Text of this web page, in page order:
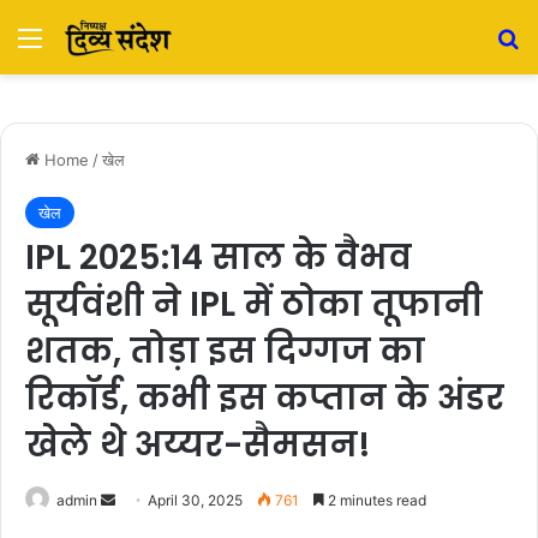
Menu
Home /खेल
खेल
IPL 2025:14 साल के वैभव
सूर्यवंशी ने IPL में ठोका तूफानी
शतक, तोड़ा इस दिग्गज का
रिकॉर्ड, कभी इस कप्तान के अंडर
खेले थे अय्यर-सैमसन!
admin April 30, 2025 761 2 minutes read